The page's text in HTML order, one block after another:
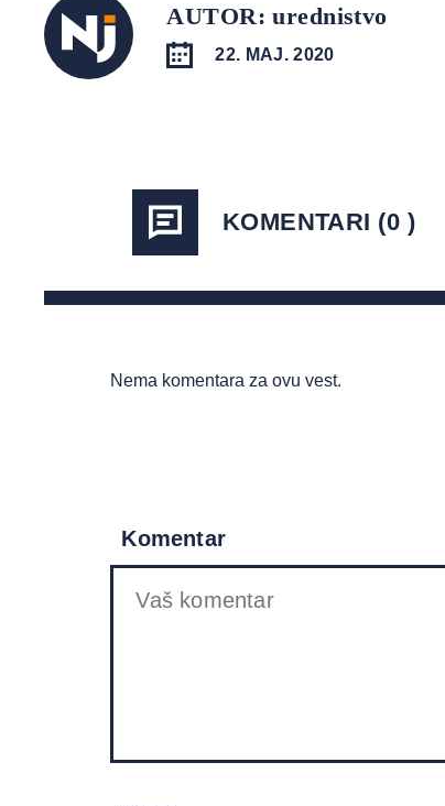
AUTOR: urednistvo
22. MAJ. 2020
KOMENTARI (0 )
Nema komentara za ovu vest.
Komentar